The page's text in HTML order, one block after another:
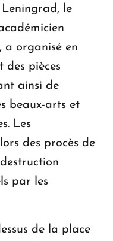
le
a organisé en
des pièces
ainsi de
beaux-arts et
Les
des procès de
par les
de la place